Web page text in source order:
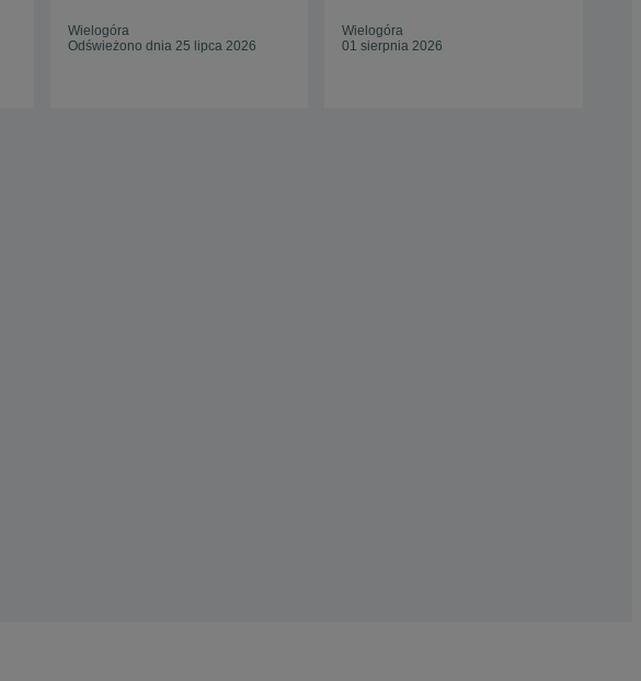
Wielogóra
Odświeżono dnia 25 lipca 2026
Wielogóra
01 sierpnia 2026